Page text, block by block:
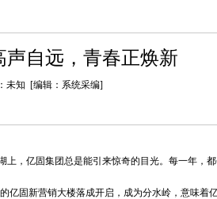
声自远，青春正焕新
未知 [编辑：系统采编]
上，亿固集团总是能引来惊奇的目光。每一年，
亿固新营销大楼落成开启，成为分水岭，意味着